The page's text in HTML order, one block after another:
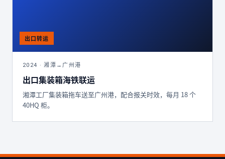
2024 · 湘潭→广州港
出口集装箱海铁联运
湘潭工厂集装箱拖车送至广州港，配合报关时效，每月 18 个
40HQ 柜。